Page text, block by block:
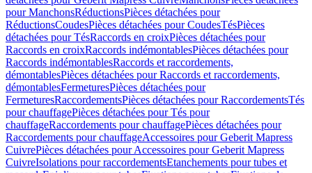
pour ManchonsRéductionsPièces détachées pour
RéductionsCoudesPièces détachées pour CoudesTésPièces
détachées pour TésRaccords en croixPièces détachées pour
Raccords en croixRaccords indémontablesPièces détachées pour
Raccords indémontablesRaccords et raccordements,
démontablesPièces détachées pour Raccords et raccordements,
démontablesFermeturesPièces détachées pour
FermeturesRaccordementsPièces détachées pour RaccordementsTés
pour chauffagePièces détachées pour Tés pour
chauffageRaccordements pour chauffagePièces détachées pour
Raccordements pour chauffageAccessoires pour Geberit Mapress
CuivrePièces détachées pour Accessoires pour Geberit Mapress
CuivreIsolations pour raccordementsEtanchements pour tubes et